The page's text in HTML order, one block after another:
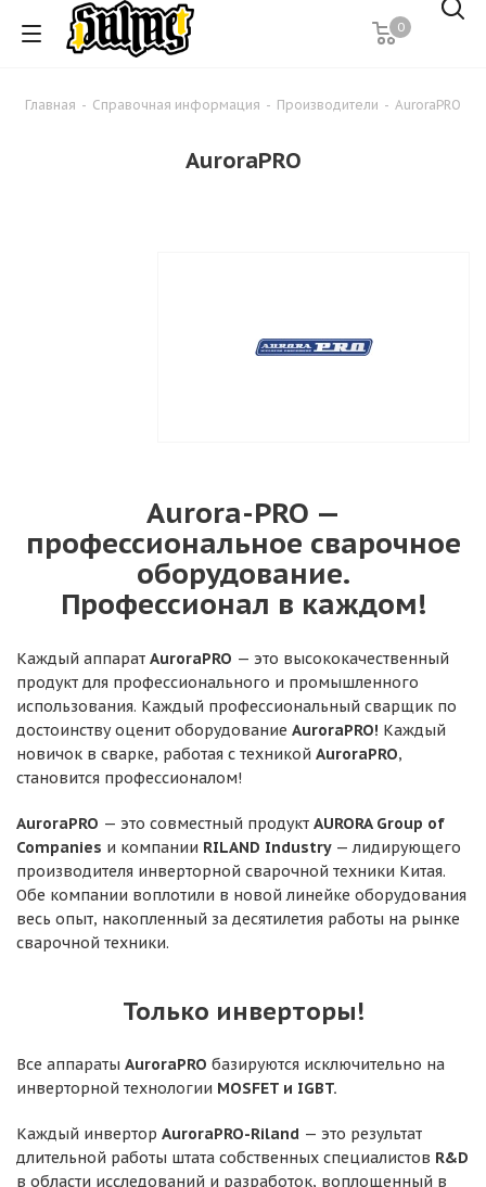
0
Главная - Справочная информация - Производители - AuroraPRO
AuroraPRO
Aurora-PRO —
профессиональное сварочное
оборудование.
Профессионал в каждом!
Каждый аппарат AuroraPRO — это высококачественный
продукт для профессионального и промышленного
использования. Каждый профессиональный сварщик по
достоинству оценит оборудование AuroraPRO! Каждый
новичок в сварке, работая с техникой AuroraPRO,
становится профессионалом!
AuroraPRO — это совместный продукт AURORA Group of
Companies и компании RILAND Industry — лидирующего
производителя инверторной сварочной техники Китая.
Обе компании воплотили в новой линейке оборудования
весь опыт, накопленный за десятилетия работы на рынке
сварочной техники.
Только инверторы!
Все аппараты AuroraPRO базируются исключительно на
инверторной технологии MOSFET и IGBT.
Каждый инвертор AuroraPRO-Riland — это результат
длительной работы штата собственных специалистов R&D
в области исследований и разработок, воплощенный в